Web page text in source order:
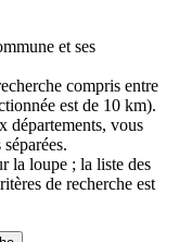
et ses
compris entre
est de 10 km).
départements, vous
la loupe ; la liste des
de recherche est